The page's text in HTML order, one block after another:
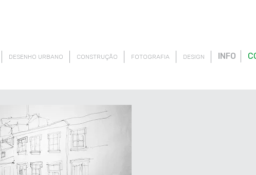
DESENHO URBANO CONSTRUÇÃO FOTOGRAFIA DESIGN INFO